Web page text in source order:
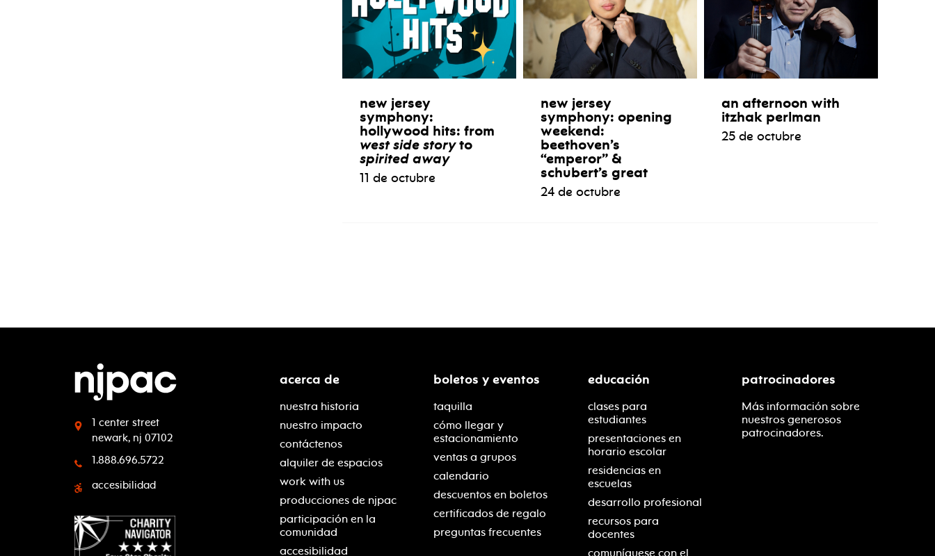
new jersey
symphony:
hollywood hits: from
west side storyto
spirited away
11 de octubre
new jersey
symphony: opening
weekend:
beethoven’s
“emperor” &
schubert’s great
24 de octubre
an afternoon with
itzhak perlman
25 de octubre
1 center street
newark, nj 07102
1.888.696.5722
accesibilidad
acerca de
nuestra historia
nuestro impacto
contáctenos
alquiler de espacios
work with us
producciones de njpac
participación en la
comunidad
accesibilidad
boletos y eventos
taquilla
cómo llegar y
estacionamiento
ventas a grupos
calendario
descuentos en boletos
certificados de regalo
preguntas frecuentes
educación
clases para
estudiantes
presentaciones en
horario escolar
residencias en
escuelas
desarrollo profesional
recursos para
docentes
comuníquese con el
patrocinadores
Más información sobre
nuestros generosos
patrocinadores.